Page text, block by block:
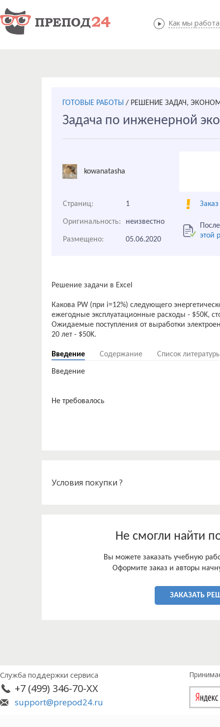
Как мы
Как мы
ГОТОВЫЕ РАБОТЫ / РЕШЕНИЕ ЗАДАЧ,
Задача по инженерной
kowanatasha
Страниц: 1
Оригинальность: неизвестно
этой
Размещено: 05.06.2020
Решение задачи в Excel
Какова PW (при i=12%) следующего
ежегодные эксплуатационные расходы - $50K,
Ожидаемые поступления от выработки
Введение Содержание Список
Введение
Не требовалось
Условия покупки ?
Не смогли найти
Вы можете заказать учебную
Оформите заказ и авторы
ЗАКАЗАТЬ
Служба поддержки сервиса
+7 (499) 346-70-XX
support@prepod24.ru